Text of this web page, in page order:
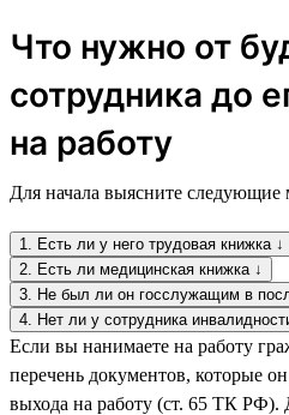
Что нужно от
сотрудника до
на работу
Для начала выясните следующие
1. Есть ли у него трудовая книжка ↓
2. Есть ли медицинская книжка ↓
3. Не был ли он госслужащим в
4. Нет ли у сотрудника
Если вы нанимаете на работу
перечень документов, которые
выхода на работу (ст. 65 ТК РФ).